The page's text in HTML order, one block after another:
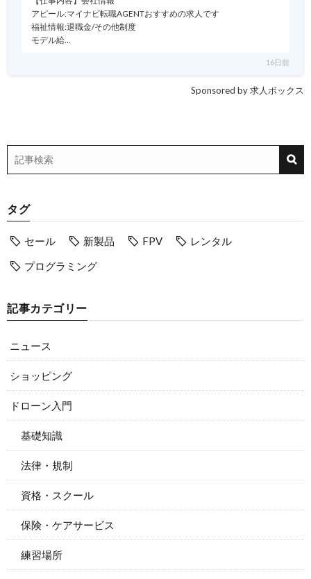
アピール:マイナビ転職AGENTおすすめの求人です
福祉情報:退職金/その他制度
モデル給…
16日前
Sponsored by 求人ボックス
タグ
セール 新製品 FPV
レンタル
プログラミング
記事カテゴリー
ニュース
ショッピング
ドローン入門
基礎知識
法律・規制
資格・スクール
保険・ケアサービス
練習場所